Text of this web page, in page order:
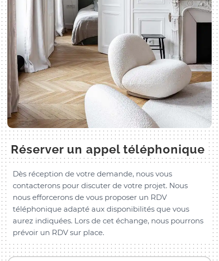
Réserver un appel téléphonique
Dès réception de votre demande, nous vous
contacterons pour discuter de votre projet. Nous
nous efforcerons de vous proposer un RDV
téléphonique adapté aux disponibilités que vous
aurez indiquées. Lors de cet échange, nous pourrons
prévoir un RDV sur place.